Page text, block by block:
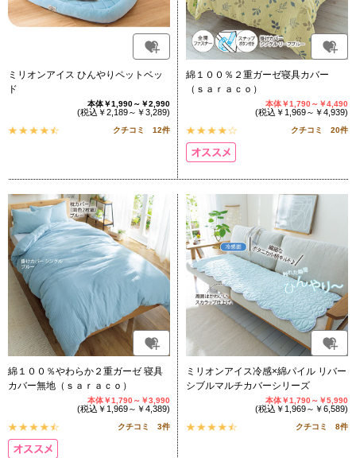
ミリオンアイス ひんやりペットベッ
ド
本体￥1,990～￥2,990
(税込￥2,189～￥3,289)
クチコミ 12件
綿１００％２重ガーゼ寝具カバー
（ｓａｒａｃｏ）
本体￥1,790～￥4,490
(税込￥1,969～￥4,939)
クチコミ 20件
綿１００％やわらか２重ガーゼ 寝具
カバー無地（ｓａｒａｃｏ）
本体￥1,790～￥3,990
(税込￥1,969～￥4,389)
クチコミ 3件
ミリオンアイス冷感×綿パイル リバー
シブルマルチカバーシリーズ
本体￥1,790～￥5,990
(税込￥1,969～￥6,589)
クチコミ 8件